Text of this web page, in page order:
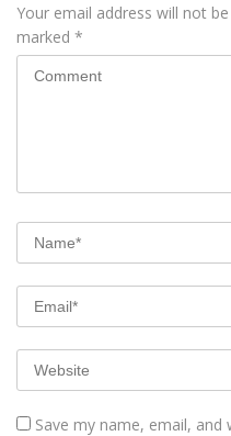
Your email address will not
marked *
Save my name, email,